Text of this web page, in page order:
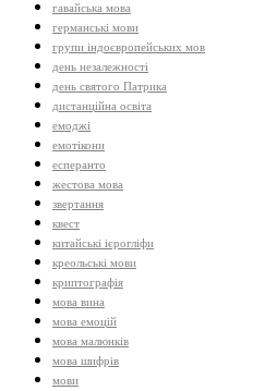
гавайська мова
германські мови
групи індоєвропейських мов
день незалежності
день святого Патрика
дистанційна освіта
емоджі
емотікони
есперанто
жестова мова
звертання
квест
китайські ієрогліфи
креольські мови
криптографія
мова вина
мова емоцій
мова малюнків
мова шифрів
мови